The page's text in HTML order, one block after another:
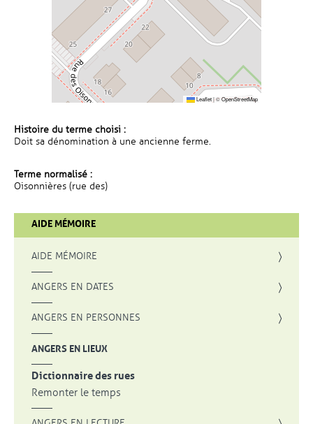
Leaflet|©OpenStreetMap
Histoire du terme choisi :
Doit sa dénomination à une ancienne ferme.
Terme normalisé :
Oisonnières (rue des)
AIDE MÉMOIRE
AIDE MÉMOIRE
ANGERS EN DATES
ANGERS EN PERSONNES
ANGERS EN LIEUX
Dictionnaire des rues
Remonter le temps